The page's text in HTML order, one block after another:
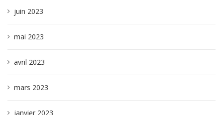
juin 2023
mai 2023
avril 2023
mars 2023
janvier 2023